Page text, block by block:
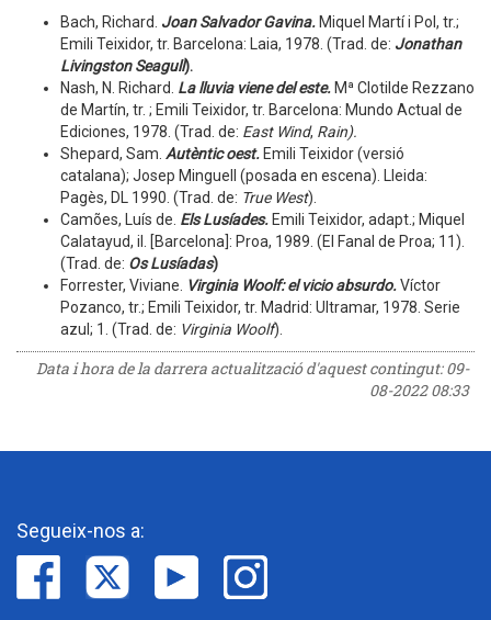
Bach, Richard. Joan Salvador Gavina. Miquel Martí i Pol, tr.;
Emili Teixidor, tr. Barcelona: Laia, 1978. (Trad. de: Jonathan
Livingston Seagull).
Nash, N. Richard. La lluvia viene del este. Mª Clotilde Rezzano
de Martín, tr. ; Emili Teixidor, tr. Barcelona: Mundo Actual de
Ediciones, 1978. (Trad. de: East Wind, Rain).
Shepard, Sam. Autèntic oest. Emili Teixidor (versió
catalana); Josep Minguell (posada en escena). Lleida:
Pagès, DL 1990. (Trad. de: True West).
Camões, Luís de. Els Lusíades. Emili Teixidor, adapt.; Miquel
Calatayud, il. [Barcelona]: Proa, 1989. (El Fanal de Proa; 11).
(Trad. de: Os Lusíadas)
Forrester, Viviane. Virginia Woolf: el vicio absurdo.Víctor
Pozanco, tr.; Emili Teixidor, tr. Madrid: Ultramar, 1978. Serie
azul; 1. (Trad. de: Virginia Woolf).
Data i hora de la darrera actualització d'aquest contingut:09-
08-2022 08:33
Segueix-nos a: